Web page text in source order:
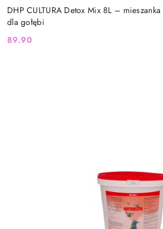
DHP CULTURA Detox Mix 8L –
dla gołębi
Cena:
89.90